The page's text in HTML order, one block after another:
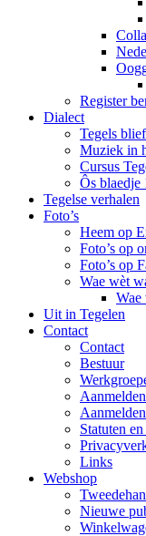
Register
Dialect
Tegels
Muziek in
Cursus
Ôs blaedje
Tegelse verhalen
Foto’s
Heem op
Foto’s op
Foto’s op
Wae wèt
Wae
Uit in Tegelen
Contact
Contact
Bestuur
Statuten
Links
Webshop
Nieuwe